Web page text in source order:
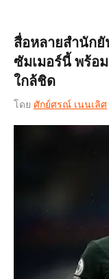
สื่อหลายสำนัก
ซัมเมอร์นี้ พร้อ
ใกล้ชิด
โดย ศักย์ศรณ์ เนนเลิศ